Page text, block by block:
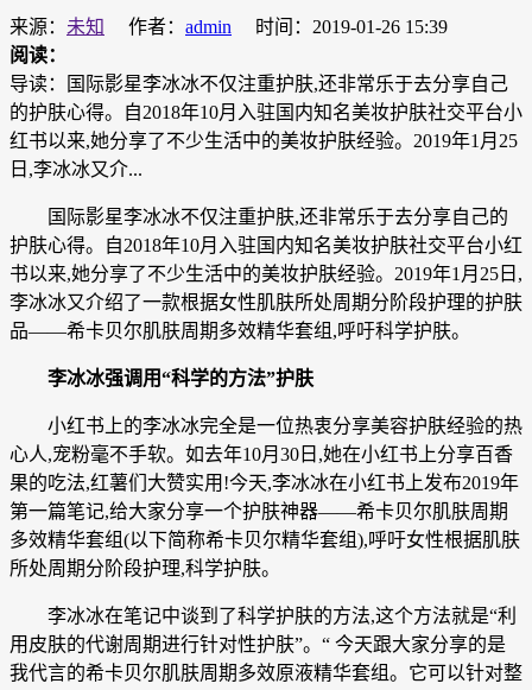
来源： 未知 作者： admin
时间：2019-01-26 15:39
阅读：
导读：国际影星李冰冰不仅注重护肤,还非常乐于去分享自己
的护肤心得。自2018年10月入驻国内知名美妆护肤社交平台小
红书以来,她分享了不少生活中的美妆护肤经验。2019年1月25
日,李冰冰又介...
国际影星李冰冰不仅注重护肤,还非常乐于去分享自己的
护肤心得。自2018年10月入驻国内知名美妆护肤社交平台小红
书以来,她分享了不少生活中的美妆护肤经验。2019年1月25日,
李冰冰又介绍了一款根据女性肌肤所处周期分阶段护理的护肤
品——希卡贝尔肌肤周期多效精华套组,呼吁科学护肤。
李冰冰强调用“科学的方法”护肤
小红书上的李冰冰完全是一位热衷分享美容护肤经验的热
心人,宠粉毫不手软。如去年10月30日,她在小红书上分享百香
果的吃法,红薯们大赞实用!今天,李冰冰在小红书上发布2019年
第一篇笔记,给大家分享一个护肤神器——希卡贝尔肌肤周期
多效精华套组(以下简称希卡贝尔精华套组),呼吁女性根据肌肤
所处周期分阶段护理,科学护肤。
李冰冰在笔记中谈到了科学护肤的方法,这个方法就是“利
用皮肤的代谢周期进行针对性护肤”。“ 今天跟大家分享的是
我代言的希卡贝尔肌肤周期多效原液精华套组。它可以针对整